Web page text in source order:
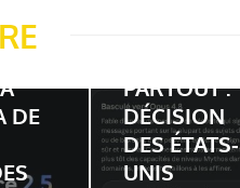
2.5
DE
PARTOUT :
DÉCISION
DES ÉTATS-
UNIS